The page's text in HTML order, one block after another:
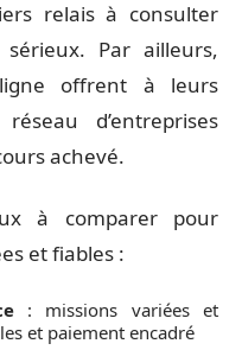
relais à consulter
Par ailleurs,
offrent à leurs
d’entreprises
achevé.
à comparer pour
et fiables :
: missions variées et
et paiement encadré